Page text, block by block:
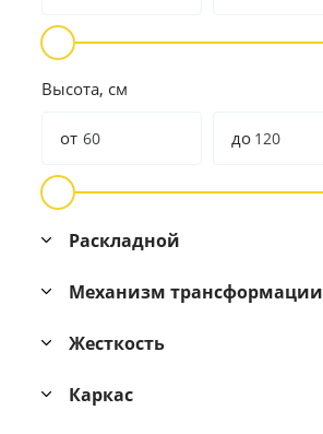
Высота, см
от до
Раскладной
Механизм трансформации
Жесткость
Каркас